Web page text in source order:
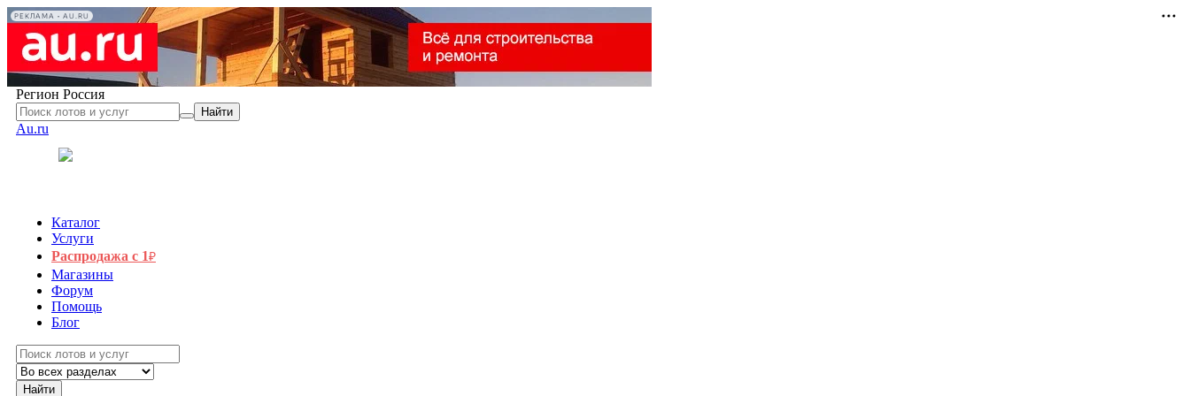
РЕКЛАМА • AU.RU
Регион Россия
Найти
Au.ru
Каталог
Услуги
Распродажа с 1₽
Магазины
Форум
Помощь
Блог
Найти